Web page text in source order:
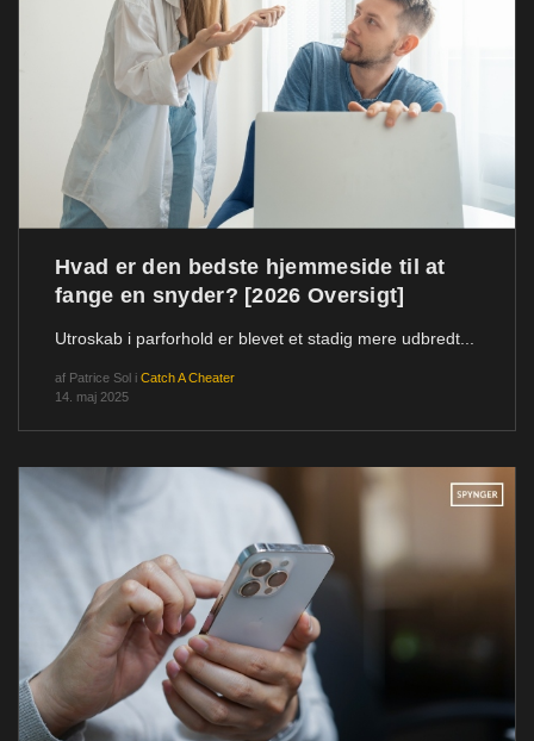
Hvad er den bedste hjemmeside til at
fange en snyder? [2026 Oversigt]
Utroskab i parforhold er blevet et stadig mere udbredt...
af Patrice Sol i Catch A Cheater
14. maj 2025